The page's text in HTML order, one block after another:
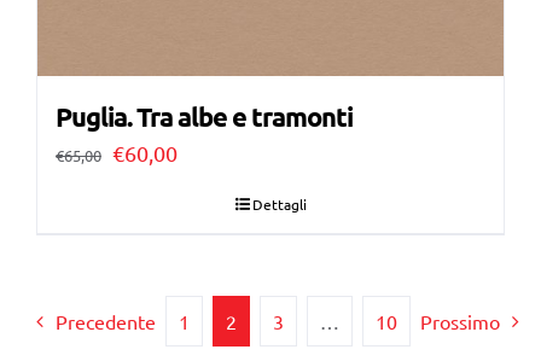
Puglia. Tra albe e tramonti
€65,00 Il
€60,00Il
Dettagli
Precedente 1 2 3 10 Prossimo